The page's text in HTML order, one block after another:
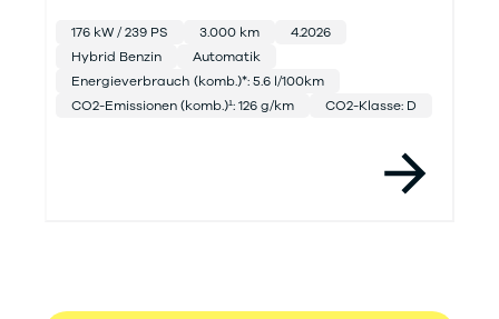
176 kW / 239 PS 3.000 km
4.2026
Hybrid Benzin
Automatik
Energieverbrauch (komb.)*: 5.6 l/100km
CO2-Emissionen (komb.)¹: 126 g/km
CO2-Klasse: D